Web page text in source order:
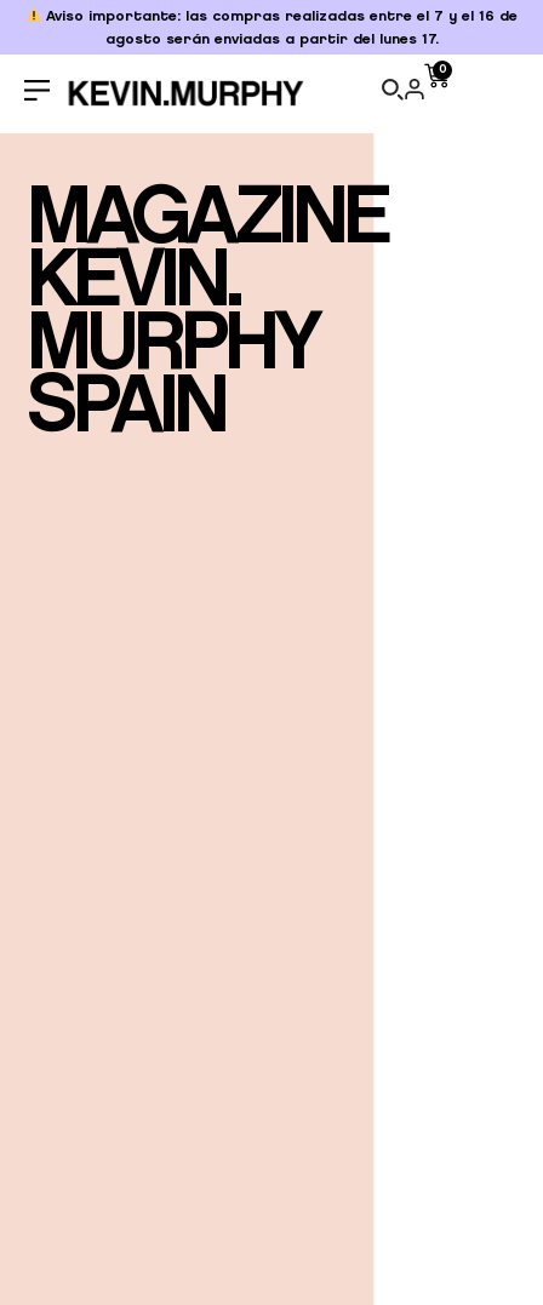
Aviso importante: las compras realizadas entre el 7 y el 16 de
agosto serán enviadas a partir del lunes 17.
0
MAGAZINE
KEVIN.
MURPHY
SPAIN